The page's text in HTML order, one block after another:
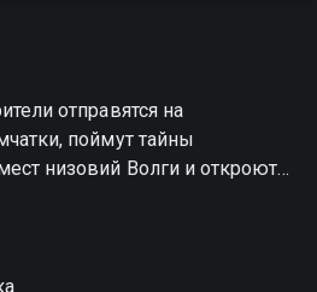
отправятся на
поймут тайны
низовий Волги и откроют
Сибири. Независимо от